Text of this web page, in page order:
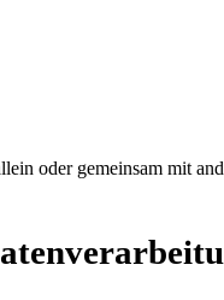
oder gemeinsam mit